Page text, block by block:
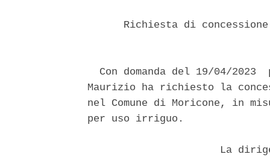
Richiesta di
Con domanda del 19/04/2023
Maurizio ha richiesto la
nel Comune di Moricone, in
per uso irriguo.
La